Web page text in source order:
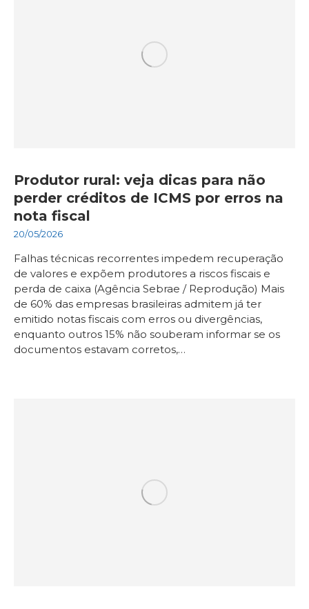
Produtor rural: veja dicas para não
perder créditos de ICMS por erros na
nota fiscal
20/05/2026
Falhas técnicas recorrentes impedem recuperação
de valores e expõem produtores a riscos fiscais e
perda de caixa (Agência Sebrae / Reprodução) Mais
de 60% das empresas brasileiras admitem já ter
emitido notas fiscais com erros ou divergências,
enquanto outros 15% não souberam informar se os
documentos estavam corretos,…